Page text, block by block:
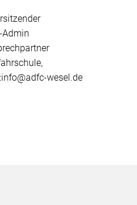
Admin
wesel.de